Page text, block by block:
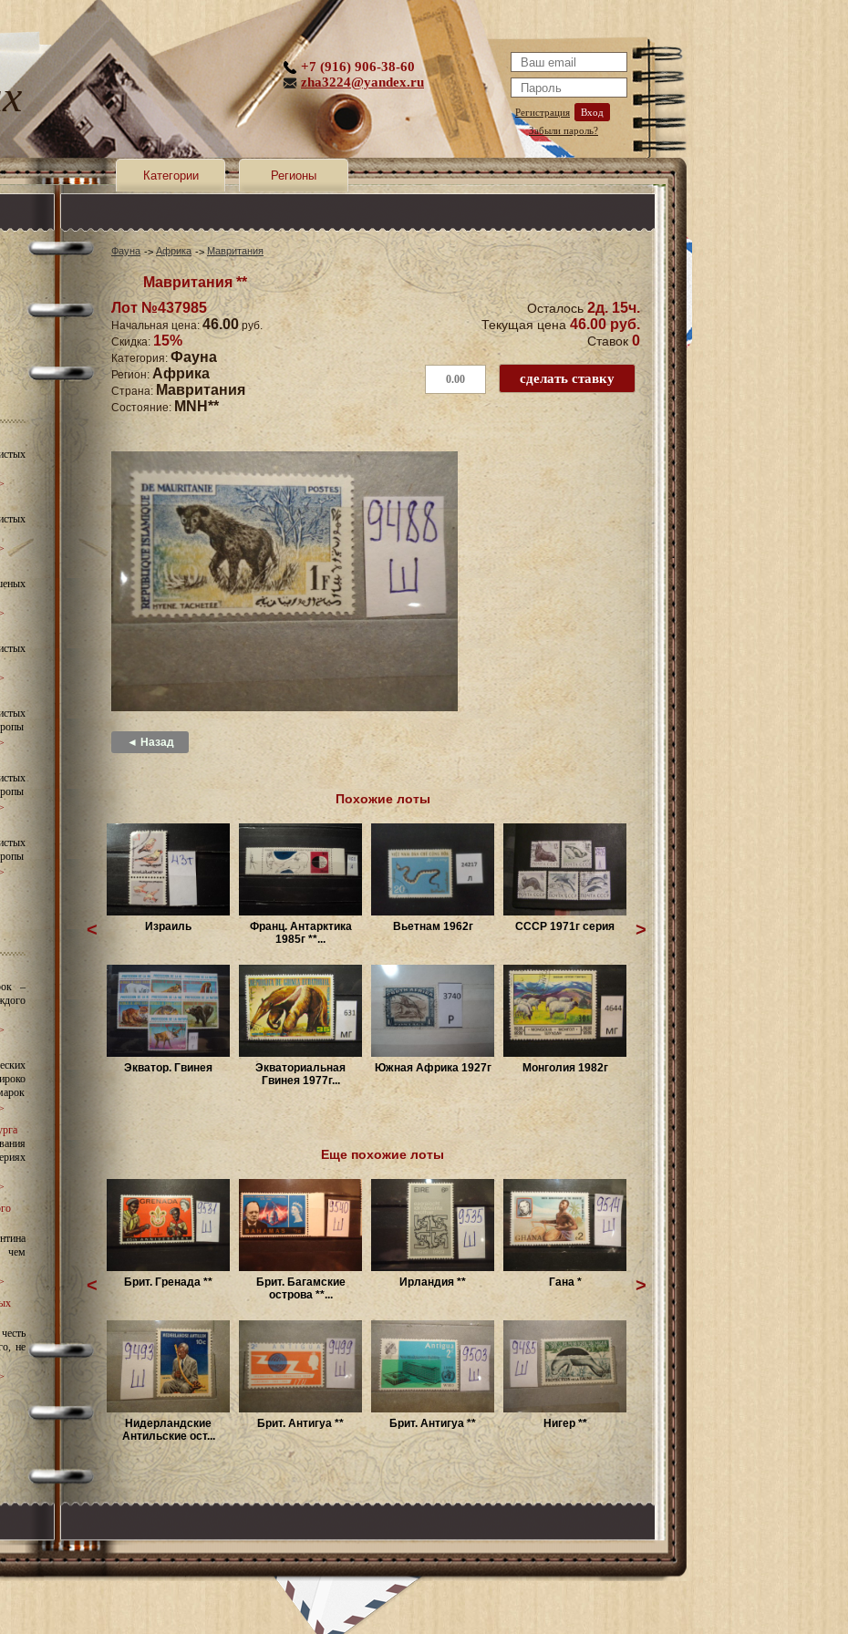
Регистрация
Вход
Забыли пароль?
+7 (916) 906-38-60
zha3224@yandex.ru
Категории Регионы
–
чем
не
Фауна Африка Мавритания
Мавритания **
Лот №437985
Начальная цена: 46.00руб.
Скидка: 15%
Категория: Фауна
Регион: Африка
Страна: Мавритания
Состояние: MNH**
Осталось2д. 15ч.
Текущая цена 46.00 руб.
Ставок 0
◄ Назад
Похожие лоты
Израиль
Франц. Антарктика
1985г **...
Вьетнам 1962г СССР 1971г серия
Экватор. Гвинея
Экваториальная
Гвинея 1977г...
Южная Африка 1927г Монголия 1982г
< >
Еще похожие лоты
Брит. Гренада **
Брит. Багамские
острова **...
Ирландия ** Гана *
Нидерландские
Антильские ост...
Брит. Антигуа ** Брит. Антигуа ** Нигер **
< >